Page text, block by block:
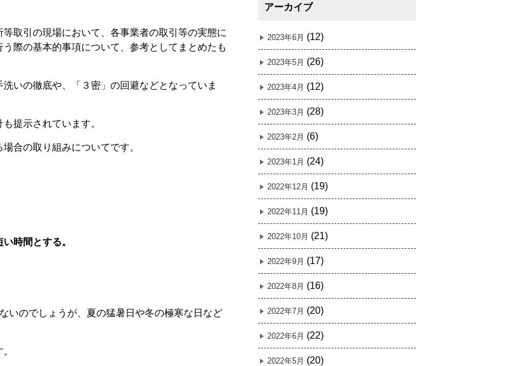
取引の現場において、各事業者の取引等の実態に
際の基本的事項について、参考としてまとめたも
いの徹底や、「３密」の回避などとなっていま
提示されています。
合の取り組みについてです。
時間とする。
いのでしょうが、夏の猛暑日や冬の極寒な日など
アーカイブ
2023年6月 (12)
2023年5月 (26)
2023年4月 (12)
2023年3月 (28)
2023年2月 (6)
2023年1月 (24)
2022年12月 (19)
2022年11月 (19)
2022年10月 (21)
2022年9月 (17)
2022年8月 (16)
2022年7月 (20)
2022年6月 (22)
2022年5月 (20)